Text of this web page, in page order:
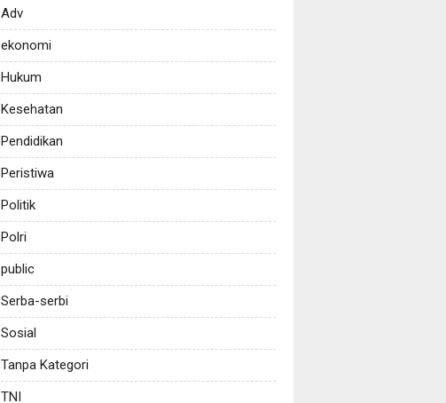
Adv
ekonomi
Hukum
Kesehatan
Pendidikan
Peristiwa
Politik
Polri
public
Serba-serbi
Sosial
Tanpa Kategori
TNI